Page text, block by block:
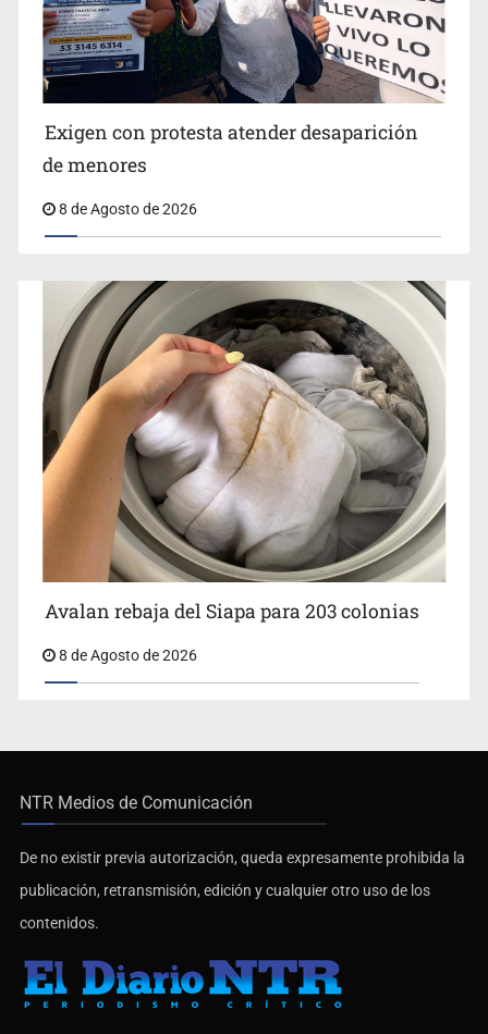
Exigen con protesta atender desaparición
de menores
8 de Agosto de 2026
Avalan rebaja del Siapa para 203 colonias
8 de Agosto de 2026
NTR Medios de Comunicación
De no existir previa autorización, queda expresamente prohibida la
publicación, retransmisión, edición y cualquier otro uso de los
contenidos.